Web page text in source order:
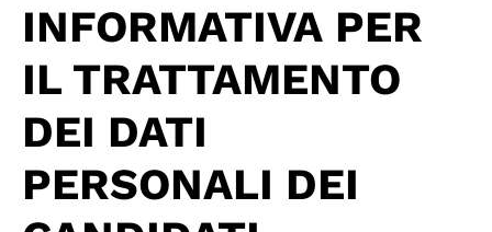
INFORMATIVA PER
IL TRATTAMENTO
DEI DATI
PERSONALI DEI